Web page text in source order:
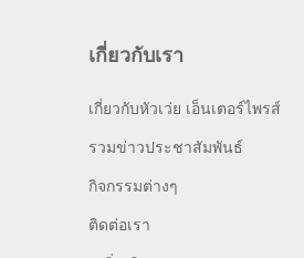
เกี่ยวกับเรา
เกี่ยวกับหัวเว่ย เอ็นเตอร์ไพรส์
รวมข่าวประชาสัมพันธ์
กิจกรรมต่างๆ
ติดต่อเรา